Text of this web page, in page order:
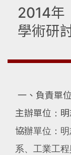
2014年
學術研
一、負責單位
主辦單位：
協辦單位：
系、工業工